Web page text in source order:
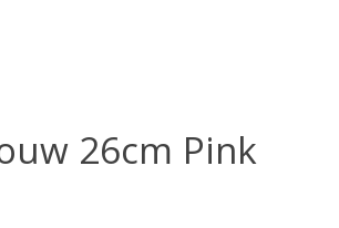
26cm Pink